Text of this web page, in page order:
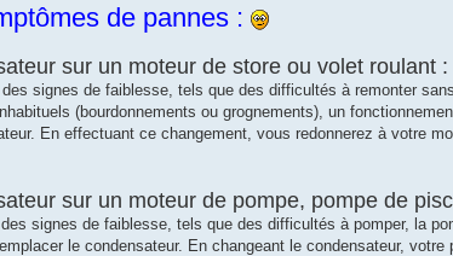
de pannes :
sur un moteur de store ou volet roulant :
signes de faiblesse, tels que des difficultés à remonter
(bourdonnements ou grognements), un
En effectuant ce changement, vous redonnerez à votre
sur un moteur de pompe, pompe de
signes de faiblesse, tels que des difficultés à pomper, la
le condensateur. En changeant le condensateur, votre